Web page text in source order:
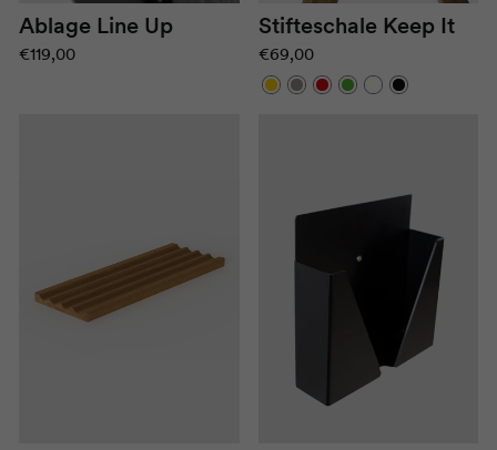
Ablage Line Up
€119,00
Stifteschale Keep It
€69,00